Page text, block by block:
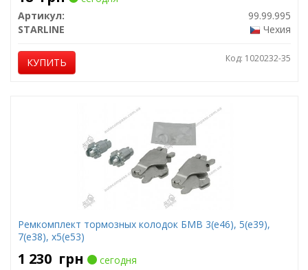
Артикул:
99.99.995
STARLINE
Чехия
КУПИТЬ Код: 1020232-35
Ремкомплект тормозных колодок БМВ 3(е46), 5(е39),
7(е38), х5(е53)
1 230 грн
сегодня